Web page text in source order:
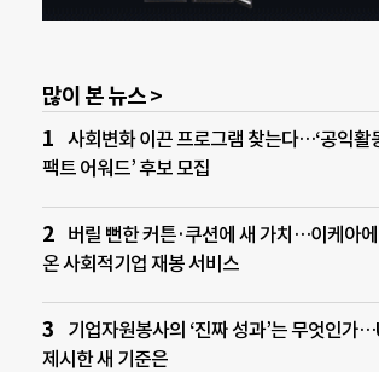
많이 본 뉴스 >
사회변화 이끈 프로그램 찾는다…‘공익활
팩트 어워드’ 후보 모집
버릴 뻔한 커튼·쿠션에 새 가치…이케아에
온 사회적기업 재봉 서비스
기업자원봉사의 ‘진짜 성과’는 무엇인가
제시한 새 기준은